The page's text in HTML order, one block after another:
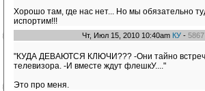
Хорошо там, где нас нет... Но мы обязательно
испортим!!!
Чт, Июл 15, 2010 10:40am КУ-
"КУДА ДЕВАЮТСЯ КЛЮЧИ??? -Они тайно
телевизора. -И вместе ждут флешкУ...."
Это про меня.